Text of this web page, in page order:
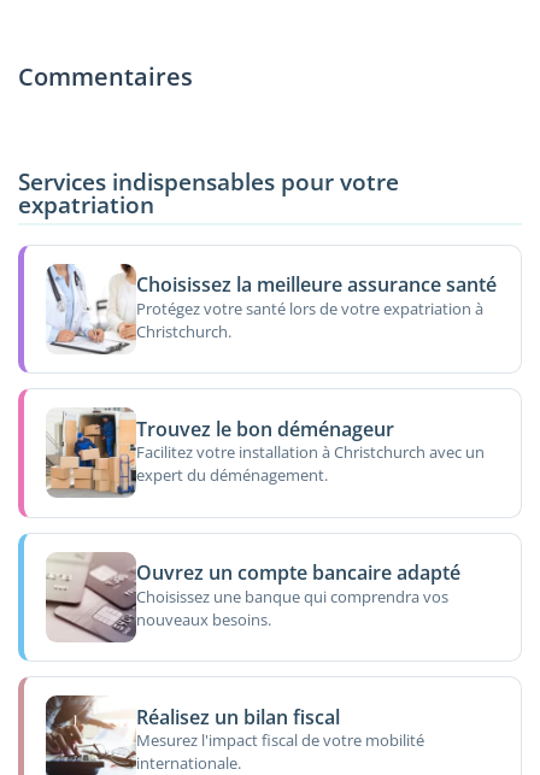
Commentaires
Services indispensables pour votre
expatriation
Choisissez la meilleure assurance santé
Protégez votre santé lors de votre expatriation à
Christchurch.
Trouvez le bon déménageur
Facilitez votre installation à Christchurch avec un
expert du déménagement.
Ouvrez un compte bancaire adapté
Choisissez une banque qui comprendra vos
nouveaux besoins.
Réalisez un bilan fiscal
Mesurez l'impact fiscal de votre mobilité
internationale.